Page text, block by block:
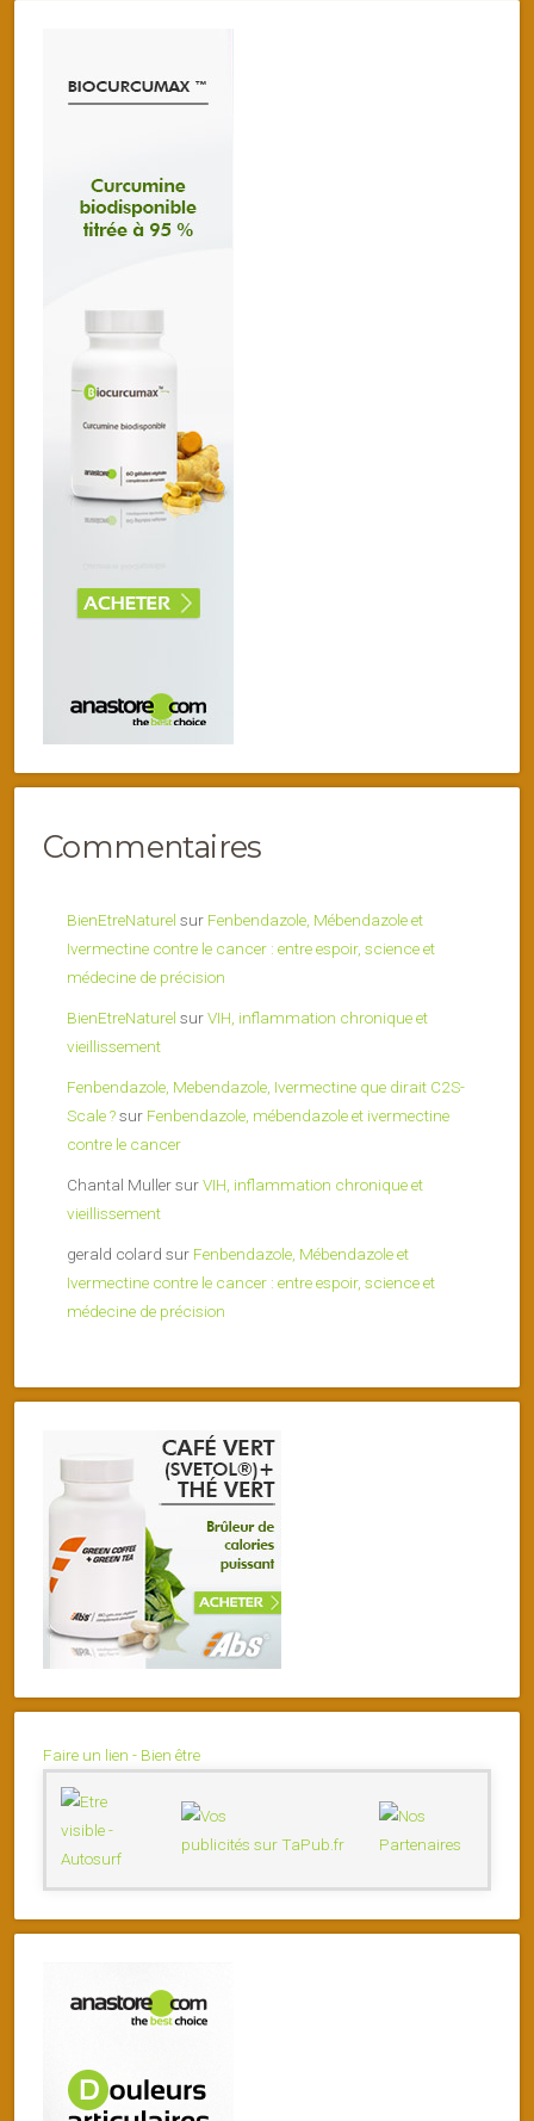
Commentaires
BienEtreNaturel sur Fenbendazole, Mébendazole et
Ivermectine contre le cancer : entre espoir, science et
médecine de précision
BienEtreNaturel surVIH, inflammation chronique et
vieillissement
Fenbendazole, Mebendazole, Ivermectine que dirait C2S-
Scale ?sur Fenbendazole, mébendazole et ivermectine
contre le cancer
Chantal MullersurVIH, inflammation chronique et
vieillissement
gerald colard sur Fenbendazole, Mébendazole et
Ivermectine contre le cancer : entre espoir, science et
médecine de précision
Faire un lien - Bien être